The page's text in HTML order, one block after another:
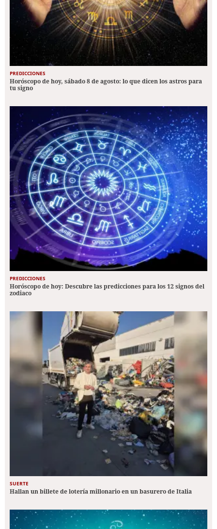
PREDICCIONES
Horóscopo de hoy, sábado 8 de agosto: lo que dicen los astros para
tu signo
PREDICCIONES
Horóscopo de hoy: Descubre las predicciones para los 12 signos del
zodiaco
SUERTE
Hallan un billete de lotería millonario en un basurero de Italia